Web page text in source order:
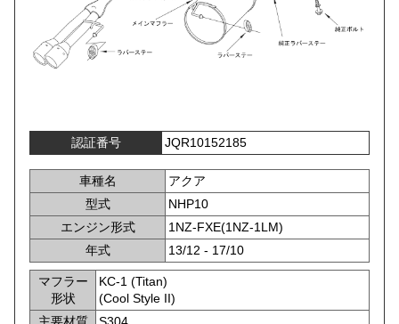
認証番号 JQR10152185
車種名
アクア
型式
NHP10
エンジン形式
1NZ-FXE(1NZ-1LM)
年式
13/12 - 17/10
マフラー
形状
KC-1 (Titan)
(Cool Style II)
主要材質
S304